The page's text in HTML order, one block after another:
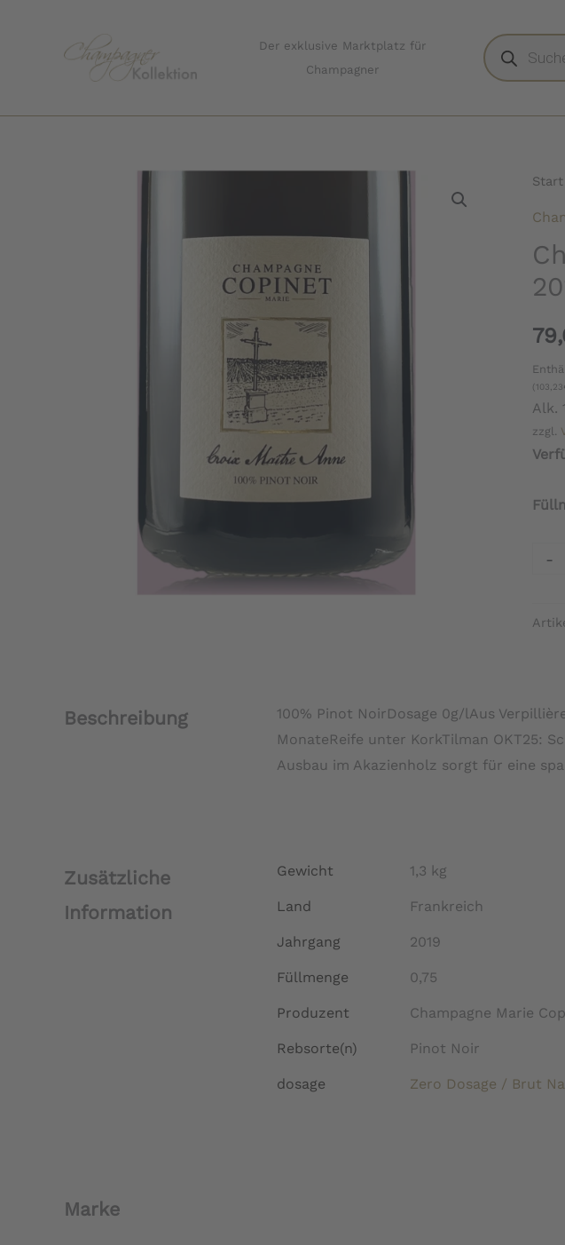
Der exklusive Marktplatz für
Champagner
Products
search
Start
(103,23
Alk.
zzgl.
-
2019
Beschreibung
100% Pinot NoirDosage 0g/lAus
MonateReife unter KorkTilman OKT25:
Ausbau im Akazienholz sorgt für eine
Zusätzliche
Information
Gewicht 1,3 kg
Land Frankreich
Jahrgang 2019
Füllmenge 0,75
Produzent Champagne Marie
Rebsorte(n) Pinot Noir
dosage Zero Dosage / Brut
Marke